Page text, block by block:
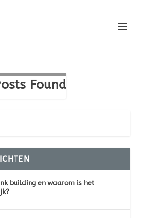
Found
building en waarom is het